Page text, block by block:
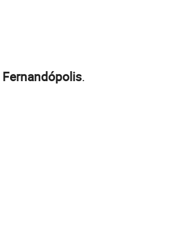
Fernandópolis.